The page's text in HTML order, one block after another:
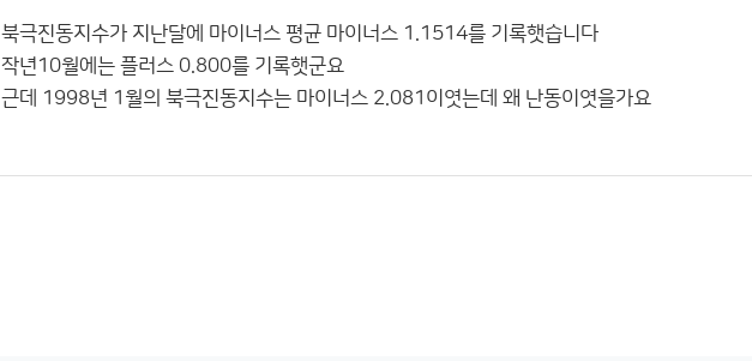
북극진동지수가 지난달에 마이너스 평균 마이너스 1.1514를 기록햇습니다
작년10월에는 플러스 0.800를 기록햇군요
근데 1998년 1월의 북극진동지수는 마이너스 2.081이엿는데 왜 난동이엿을가요